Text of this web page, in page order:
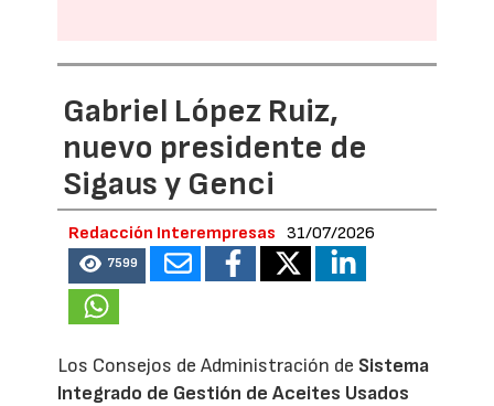
Gabriel López Ruiz,
nuevo presidente de
Sigaus y Genci
Redacción Interempresas 31/07/2026
7599
Los Consejos de Administración de Sistema
Integrado de Gestión de Aceites Usados